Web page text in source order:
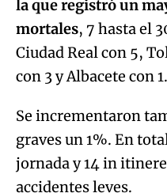
la que registró un
mortales, 7 hasta el
Ciudad Real con 5,
con 3 y Albacete con 1.
Se incrementaron
graves un 1%. En
jornada y 14 in
accidentes leves.